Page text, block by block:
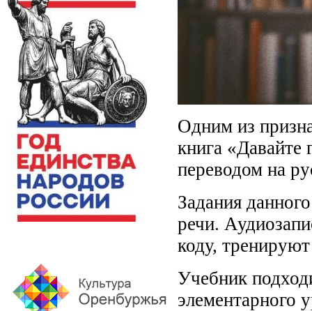
Одним из
книга «Давайте
переводом на
Задания
речи.
коду,
Учебник
элементарного